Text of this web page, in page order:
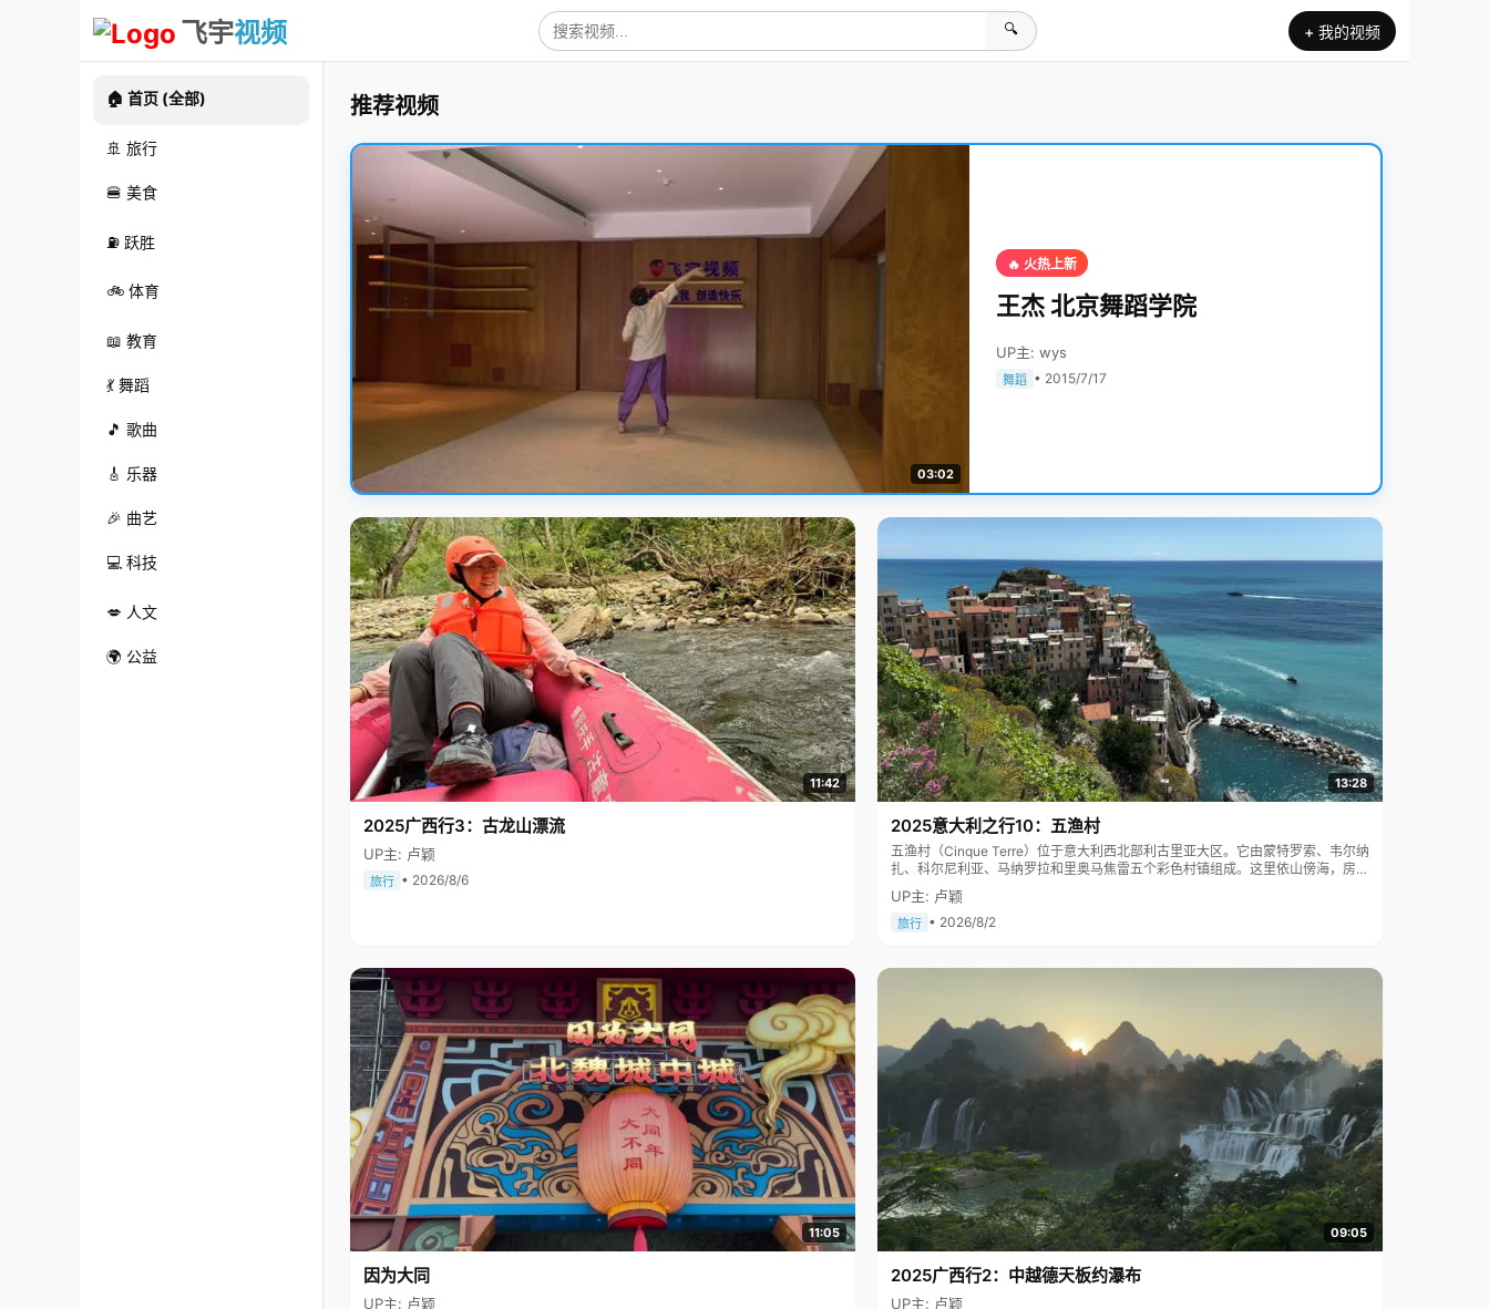
飞宇视频 🔍 + 我的视频
🏠 首页 (全部)
🚢 旅行
🍔 美食
⛽ 跃胜
🚲 体育
📖 教育
💃 舞蹈
🎵 歌曲
🎸 乐器
🎉 曲艺
💻 科技
💋 人文
🌍 公益
推荐视频
03:02
🔥 火热上新
王杰 北京舞蹈学院
UP主: wys
舞蹈 • 2015/7/17
11:42
2025广西行3：古龙山漂流
UP主: 卢颖
旅行 • 2026/8/6
13:28
2025意大利之行10：五渔村
五渔村（Cinque Terre）位于意大利西北部利古里亚大区。它由蒙特罗索、韦尔纳
扎、科尔尼利亚、马纳罗拉和里奥马焦雷五个彩色村镇组成。这里依山傍海，房屋
色彩斑斓，1997年被列为世界文化遗产。
UP主: 卢颖
旅行 • 2026/8/2
11:05
因为大同
UP主: 卢颖
09:05
2025广西行2：中越德天板约瀑布
UP主: 卢颖